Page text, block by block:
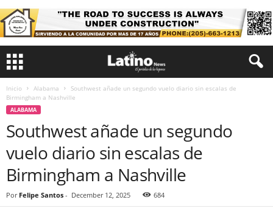
Inicio Alabama
Southwest añade un segundo vuelo diario sin escalas de
Birmingham a Nashville
ALABAMA
Southwest añade un segundo
vuelo diario sin escalas de
Birmingham a Nashville
Por Felipe Santos - December 12, 2025 684